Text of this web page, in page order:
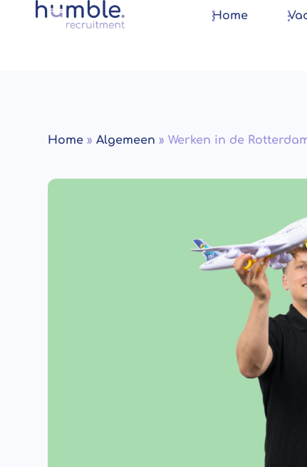
Home
Home »Algemeen »Werken in de